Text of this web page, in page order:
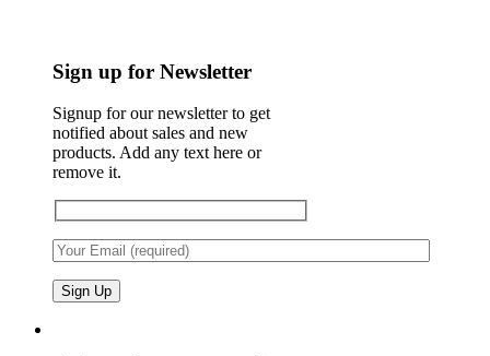
Sign up for Newsletter
Signup for our newsletter to get
notified about sales and new
products. Add any text here or
remove it.